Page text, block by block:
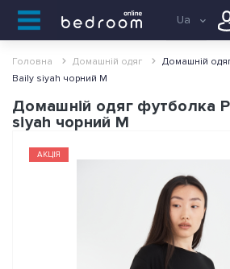
Ua
Головна Домашній одяг
Домашній
Baily siyah чорний M
Домашній одяг футболка
siyah чорний M
АКЦІЯ